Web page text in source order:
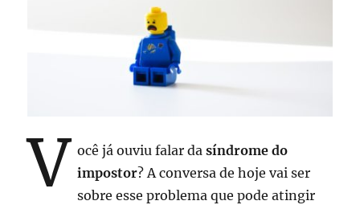
V ocê já ouviu falar dasíndrome do
impostor? A conversa de hoje vai ser
sobre esse problema que pode atingir